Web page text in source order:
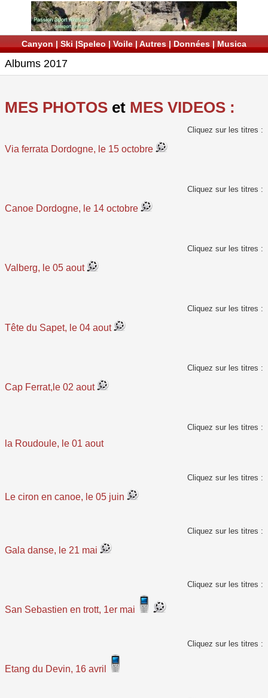
Canyon | Ski |Speleo | Voile | Autres | Données | Musica
Albums 2017
MES PHOTOS et MES VIDEOS :
Cliquez sur les titres :
Via ferrata Dordogne, le 15 octobre
Cliquez sur les titres :
Canoe Dordogne, le 14 octobre
Cliquez sur les titres :
Valberg, le 05 aout
Cliquez sur les titres :
Tête du Sapet, le 04 aout
Cliquez sur les titres :
Cap Ferrat,le 02 aout
Cliquez sur les titres :
la Roudoule, le 01 aout
Cliquez sur les titres :
Le ciron en canoe, le 05 juin
Cliquez sur les titres :
Gala danse, le 21 mai
Cliquez sur les titres :
San Sebastien en trott, 1er mai
Cliquez sur les titres :
Etang du Devin, 16 avril